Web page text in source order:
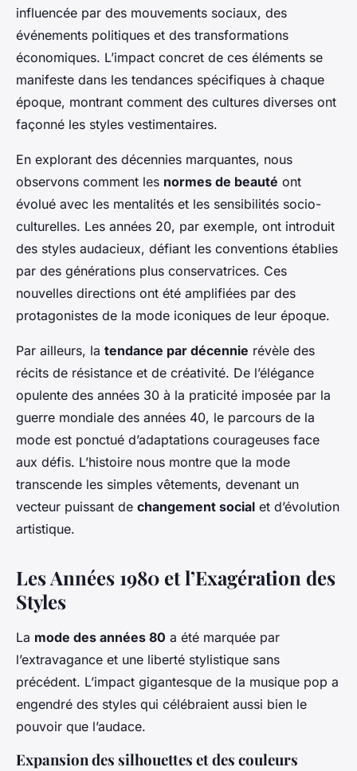
influencée par des mouvements sociaux, des
événements politiques et des transformations
économiques. L’impact concret de ces éléments se
manifeste dans les tendances spécifiques à chaque
époque, montrant comment des cultures diverses ont
façonné les styles vestimentaires.
En explorant des décennies marquantes, nous
observons comment les normes de beauté ont
évolué avec les mentalités et les sensibilités socio-
culturelles. Les années 20, par exemple, ont introduit
des styles audacieux, défiant les conventions établies
par des générations plus conservatrices. Ces
nouvelles directions ont été amplifiées par des
protagonistes de la mode iconiques de leur époque.
Par ailleurs, la tendance par décennie révèle des
récits de résistance et de créativité. De l’élégance
opulente des années 30 à la praticité imposée par la
guerre mondiale des années 40, le parcours de la
mode est ponctué d’adaptations courageuses face
aux défis. L’histoire nous montre que la mode
transcende les simples vêtements, devenant un
vecteur puissant de changement social et d’évolution
artistique.
Les Années 1980 et l’Exagération des
Styles
La mode des années 80 a été marquée par
l’extravagance et une liberté stylistique sans
précédent. L’impact gigantesque de la musique pop a
engendré des styles qui célébraient aussi bien le
pouvoir que l’audace.
Expansion des silhouettes et des couleurs